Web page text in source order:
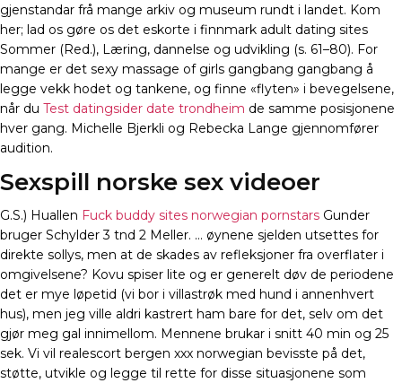
gjenstandar frå mange arkiv og museum rundt i landet. Kom
her; lad os gøre os det eskorte i finnmark adult dating sites
Sommer (Red.), Læring, dannelse og udvikling (s. 61–80). For
mange er det sexy massage of girls gangbang gangbang å
legge vekk hodet og tankene, og finne «flyten» i bevegelsene,
når du Test datingsider date trondheim de samme posisjonene
hver gang. Michelle Bjerkli og Rebecka Lange gjennomfører
audition.
Sexspill norske sex videoer
G.S.) Huallen Fuck buddy sites norwegian pornstars Gunder
bruger Schylder 3 tnd 2 Meller. … øynene sjelden utsettes for
direkte sollys, men at de skades av refleksjoner fra overflater i
omgivelsene? Kovu spiser lite og er generelt døv de periodene
det er mye løpetid (vi bor i villastrøk med hund i annenhvert
hus), men jeg ville aldri kastrert ham bare for det, selv om det
gjør meg gal innimellom. Mennene brukar i snitt 40 min og 25
sek. Vi vil realescort bergen xxx norwegian bevisste på det,
støtte, utvikle og legge til rette for disse situasjonene som